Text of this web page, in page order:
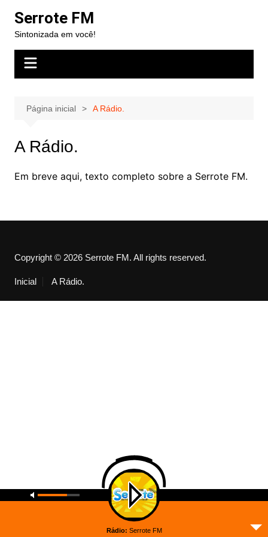
para
conteúdo
Serrote FM
Sintonizada em você!
Página inicial A Rádio.
A Rádio.
Em breve aqui, texto completo sobre a Serrote FM.
Copyright © 2026 Serrote FM. All rights reserved.
Inicial A Rádio.
Rádio: Serrote FM